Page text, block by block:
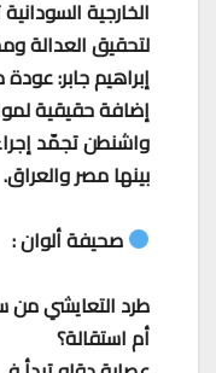
الخارجية
لتحقيق العدالة
إبراهيم جابر:
إضافة حقيقية
بينها مصر والعراق.
صحيفة ألوان :
طرد التعايشي
أم استقالة؟